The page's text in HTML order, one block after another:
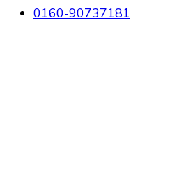
0160-90737181